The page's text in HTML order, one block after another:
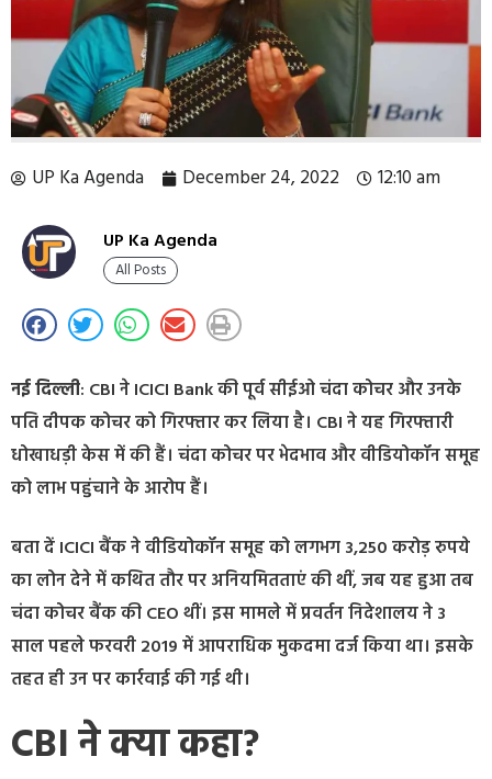
UP Ka Agenda December 24, 2022 12:10 am
UP Ka Agenda
All Posts
नई दिल्ली: CBI ने ICICI Bank की पूर्व सीईओ चंदा कोचर और उनके
पति दीपक कोचर को गिरफ्तार कर लिया है। CBI ने यह गिरफ्तारी
धोखाधड़ी केस में की हैं। चंदा कोचर पर भेदभाव और वीडियोकॉन समूह
को लाभ पहुंचाने के आरोप हैं।
बता दें ICICI बैंक ने वीडियोकॉन समूह को लगभग 3,250 करोड़ रुपये
का लोन देने में कथित तौर पर अनियमितताएं की थीं, जब यह हुआ तब
चंदा कोचर बैंक की CEO थीं। इस मामले में प्रवर्तन निदेशालय ने 3
साल पहले फरवरी 2019 में आपराधिक मुकदमा दर्ज किया था। इसके
तहत ही उन पर कार्रवाई की गई थी।
CBI ने क्या कहा?